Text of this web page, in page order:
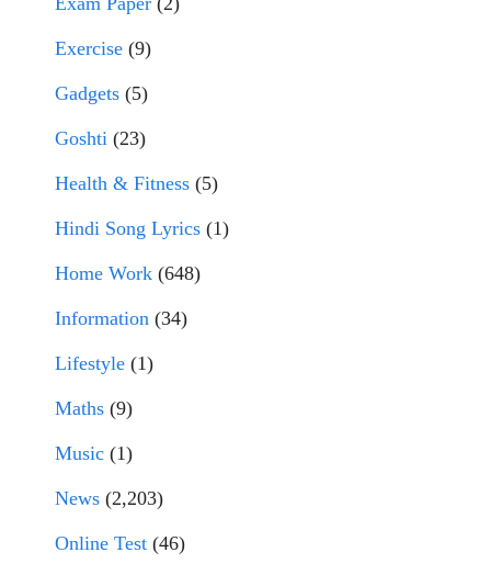
Exercise (9)
Gadgets (5)
Goshti (23)
Health & Fitness (5)
Hindi Song Lyrics (1)
Home Work (648)
Information (34)
Lifestyle (1)
Maths (9)
Music (1)
News (2,203)
Online Test (46)